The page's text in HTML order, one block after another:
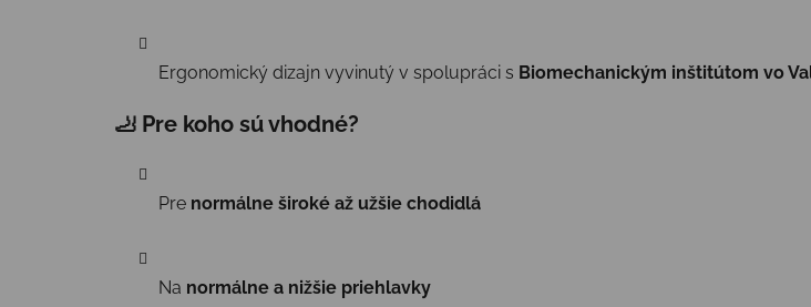
Ergonomický dizajn vyvinutý v spolupráci s Biomechanickým inštitútom vo
🦶 Pre koho sú vhodné?
Pre normálne široké až užšie chodidlá
Na normálne a nižšie priehlavky